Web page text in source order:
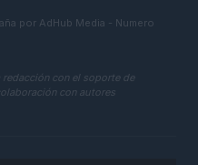
por AdHub Media - Numero
con el soporte de
con autores